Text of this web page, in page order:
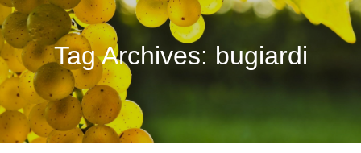
Tag Archives: bugiardi